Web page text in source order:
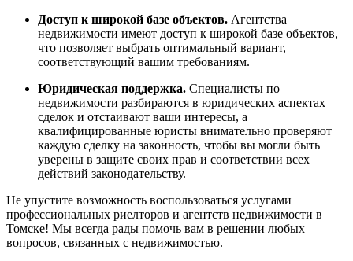
Доступ к широкой базе объектов. Агентства
недвижимости имеют доступ к широкой базе объектов,
что позволяет выбрать оптимальный вариант,
соответствующий вашим требованиям.
Юридическая поддержка. Специалисты по
недвижимости разбираются в юридических аспектах
сделок и отстаивают ваши интересы, а
квалифицированные юристы внимательно проверяют
каждую сделку на законность, чтобы вы могли быть
уверены в защите своих прав и соответствии всех
действий законодательству.
Не упустите возможность воспользоваться услугами
профессиональных риелторов и агентств недвижимости в
Томске! Мы всегда рады помочь вам в решении любых
вопросов, связанных с недвижимостью.